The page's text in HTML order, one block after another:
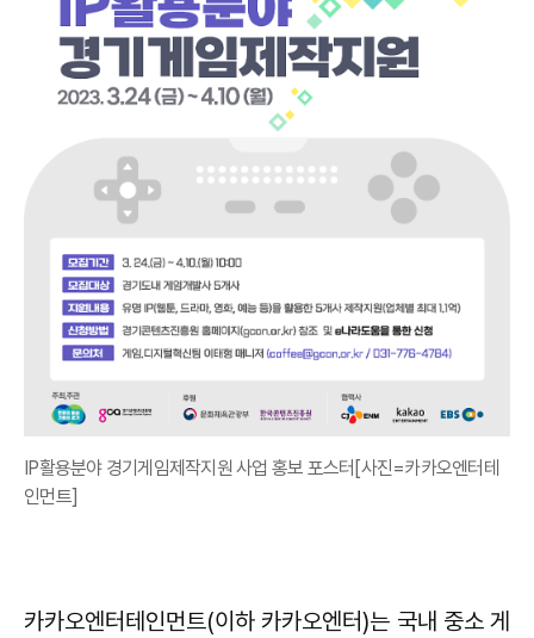
IP활용분야 경기게임제작지원 사업 홍보 포스터[사진=카카오엔터테
인먼트]
카카오엔터테인먼트(이하 카카오엔터)는 국내 중소 게